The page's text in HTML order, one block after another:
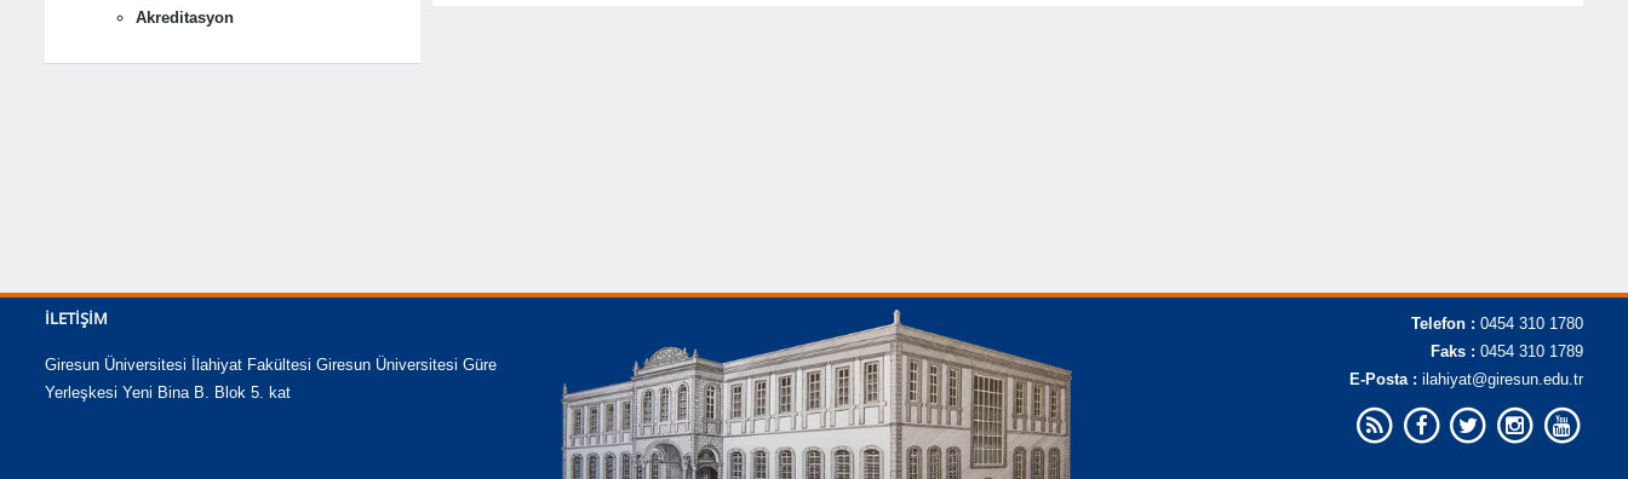
Akreditasyon
İLETIŞIM
Giresun Üniversitesi İlahiyat Fakültesi Giresun Üniversitesi Güre
Yerleşkesi Yeni Bina B. Blok 5. kat
Telefon : 0454 310 1780
Faks : 0454 310 1789
E-Posta : ilahiyat@giresun.edu.tr